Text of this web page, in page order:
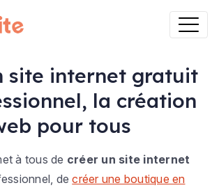
site internet gratuit
la création
pour tous
à tous de créer un site internet
decréer une boutique en